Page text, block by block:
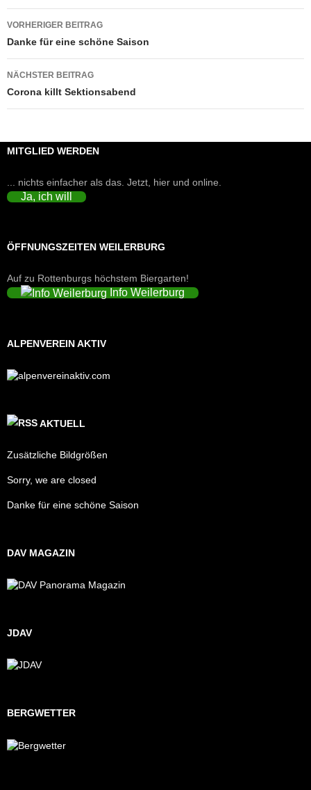
Beitragsnavigation
VORHERIGER BEITRAG
Danke für eine schöne Saison
NÄCHSTER BEITRAG
Corona killt Sektionsabend
MITGLIED WERDEN
... nichts einfacher als das. Jetzt, hier und online.
Ja, ich will
ÖFFNUNGSZEITEN WEILERBURG
Auf zu Rottenburgs höchstem Biergarten!
Info Weilerburg
ALPENVEREIN AKTIV
AKTUELL
Zusätzliche Bildgrößen
Sorry, we are closed
Danke für eine schöne Saison
DAV MAGAZIN
JDAV
BERGWETTER